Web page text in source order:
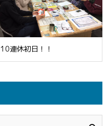
10連休初日！！